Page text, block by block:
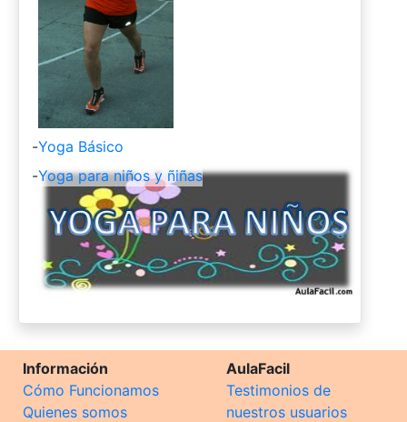
-Yoga Básico
-Yoga para niños y ñiñas
Información
Cómo Funcionamos
Quienes somos
AulaFacil
Testimonios de
nuestros usuarios